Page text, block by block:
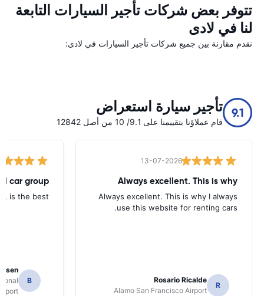
تتوفر بعض شركات تأجير السيارات التابعة
لنا في لادی
نقدم مقارنة بين جميع شركات تأجير السيارات في لادی:
9.1 تأجير سيارة استعراض
قام عملاؤنا بتقييمنا على 9.1/ 10 من أصل 12842
13-07-2026
Always excellent. This is why
Always excellent. This is why I always
use this website for renting cars.
R
Rosario Ricalde
Alamo San Francisco Airport
car group
is the best.
B